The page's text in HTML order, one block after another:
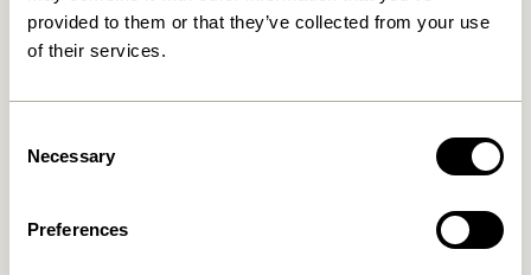
provided to them or that they’ve collected from your use
of their services.
Selection
Necessary
Preferences
In den warenkorb